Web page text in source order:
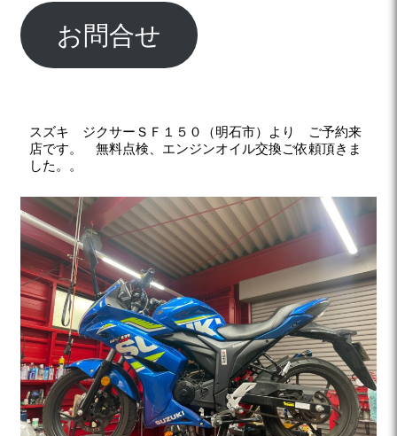
お問合せ
スズキ ジクサーＳＦ１５０（明石市）より ご予約来
店です。 無料点検、エンジンオイル交換ご依頼頂きま
した。。